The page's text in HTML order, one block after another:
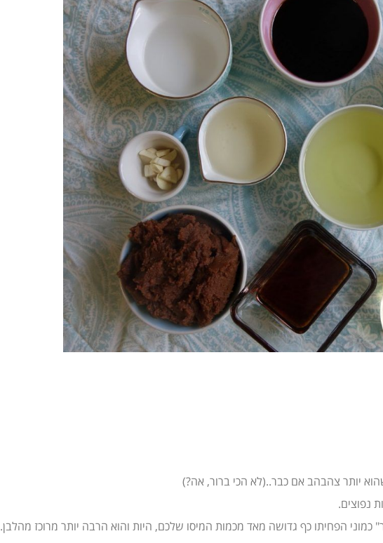
יותר צהבהב אם כבר..(לא הכי ברור, אה?)
נפוצים.
הפחיתו כף גדושה מאד מכמות המיסו שלכם, היות והוא הרבה יותר מרוכז מהלבן.